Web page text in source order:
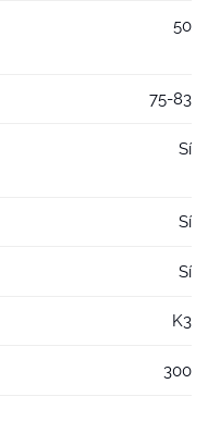
50
75-83
Sí
Sí
Sí
K3
300